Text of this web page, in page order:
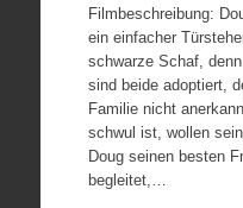
Filmbeschreibung:
ein einfacher
schwarze Schaf,
sind beide adoptiert,
Familie nicht
schwul ist, wollen
Doug seinen besten
begleitet,…